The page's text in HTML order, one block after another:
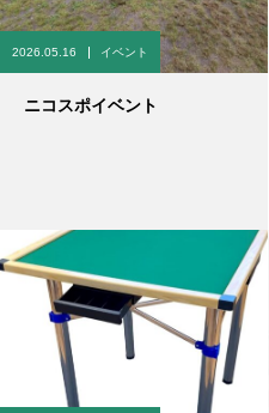
2026.05.16 イベント
ニコスポイベント